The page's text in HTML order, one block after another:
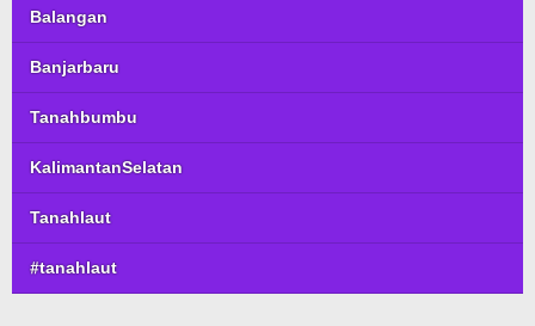
Balangan
Banjarbaru
Tanahbumbu
KalimantanSelatan
Tanahlaut
#tanahlaut